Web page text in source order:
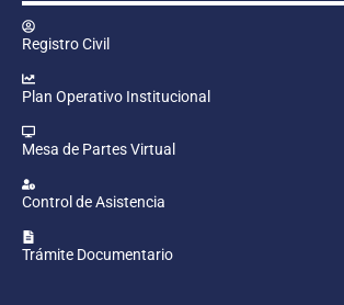
Registro Civil
Plan Operativo Institucional
Mesa de Partes Virtual
Control de Asistencia
Trámite Documentario